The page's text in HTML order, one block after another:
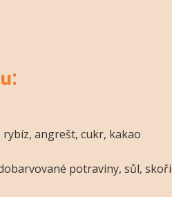
angrešt, cukr, kakao
potraviny, sůl,